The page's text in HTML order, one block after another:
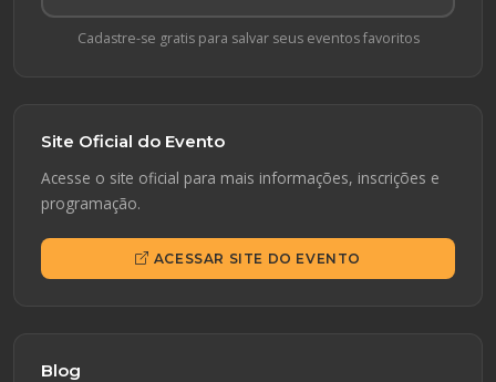
Cadastre-se gratis para salvar seus eventos favoritos
Site Oficial do Evento
Acesse o site oficial para mais informações, inscrições e
programação.
ACESSAR SITE DO EVENTO
Blog